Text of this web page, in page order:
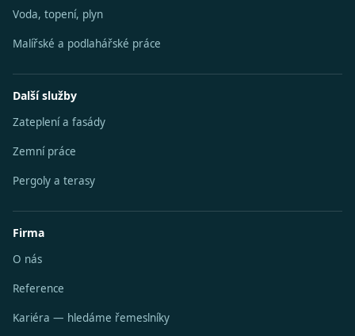
Voda, topení, plyn
Malířské a podlahářské práce
Další služby
Zateplení a fasády
Zemní práce
Pergoly a terasy
Firma
O nás
Reference
Kariéra — hledáme řemeslníky